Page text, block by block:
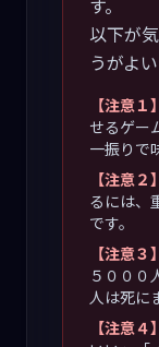
す。
以下が
うがよ
【注意１】
せるゲー
一振りで
【注意２】
るには、
です。
【注意３】
５０００
人は死に
【注意４】